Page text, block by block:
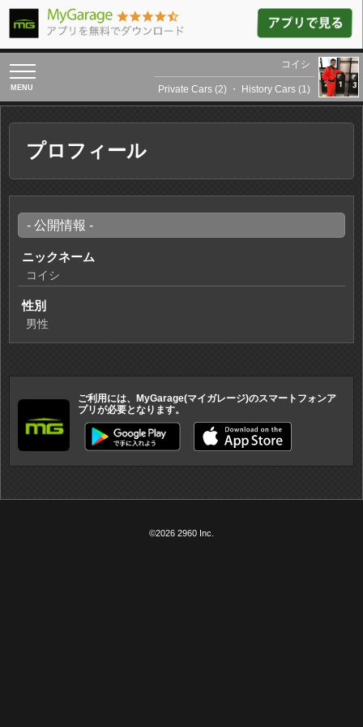
toggle
navigation
コイシ
Private Cars (2) ・ History Cars (1)
プロフィール
- 公開情報 -
ニックネーム
コイシ
性別
男性
ご利用には、MyGarage(マイガレージ)のスマートフォンア
プリが必要となります。
©2026 2960 Inc.